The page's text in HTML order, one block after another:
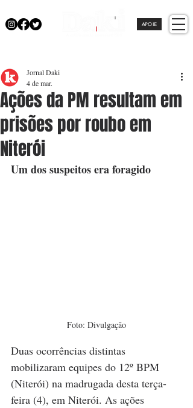
APOIE
Ações da PM resultam em
prisões por roubo em
Niterói
Jornal Daki
4 de mar.
Um dos suspeitos era foragido
Foto: Divulgação
Duas ocorrências distintas
mobilizaram equipes do 12º BPM
(Niterói) na madrugada desta terça-
feira (4), em Niterói. As ações